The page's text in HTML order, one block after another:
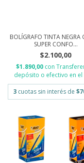
BOLÍGRAFO TINTA NEGRA
SUPER CONFO...
$2.100,00
$1.890,00 con
depósito o efectivo en el
3 cuotas sin interés de